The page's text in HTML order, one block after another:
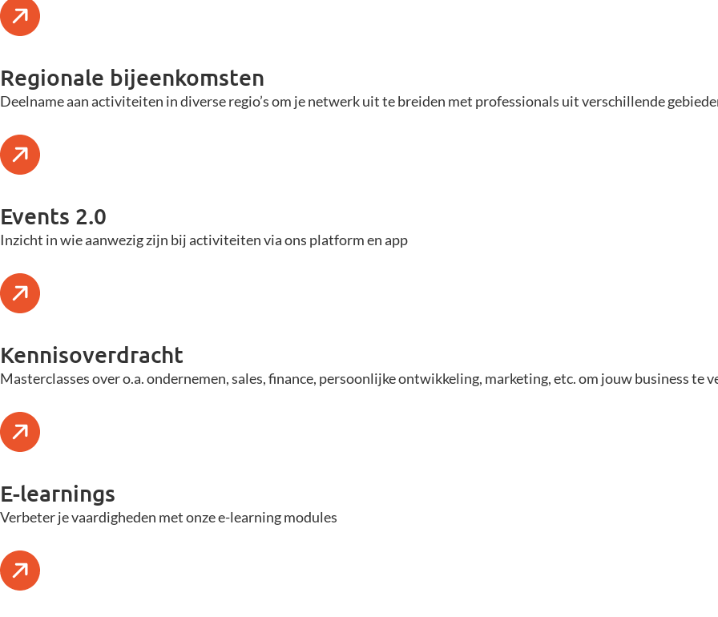
Regionale bijeenkomsten
Deelname aan activiteiten in diverse regio’s om je netwerk uit te breiden met professionals uit verschillende
Events 2.0
Inzicht in wie aanwezig zijn bij activiteiten via ons platform en app
Kennisoverdracht
Masterclasses over o.a. ondernemen, sales, finance, persoonlijke ontwikkeling, marketing, etc. om jouw business te
E-learnings
Verbeter je vaardigheden met onze e-learning modules